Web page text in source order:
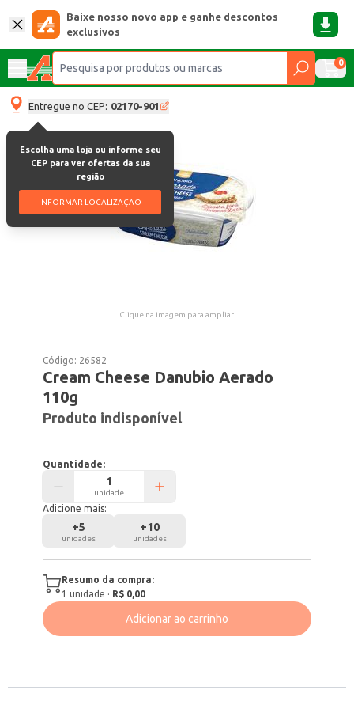
Baixe nosso novo app e ganhe descontos
exclusivos
0
Entregue no CEP: 02170-901
Escolha uma loja ou informe seu
CEP para ver ofertas da sua
região
INFORMAR LOCALIZAÇÃO
Clique na imagem para ampliar.
Código: 26582
Cream Cheese Danubio Aerado
110g
Produto indisponível
Quantidade:
unidade
Adicione mais:
+5
unidades
+10
unidades
Resumo da compra:
1 unidade · R$ 0,00
Adicionar ao carrinho